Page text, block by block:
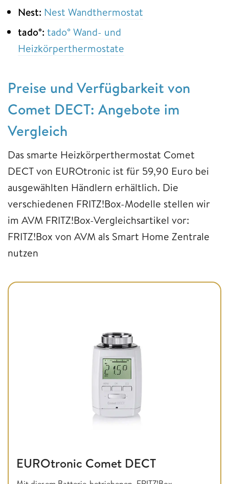
Nest: Nest Wandthermostat
tado°: tado° Wand- und
Heizkörperthermostate
Preise und Verfügbarkeit von
Comet DECT: Angebote im
Vergleich
Das smarte Heizkörperthermostat Comet
DECT von EUROtronic ist für 59,90 Euro bei
ausgewählten Händlern erhältlich. Die
verschiedenen FRITZ!Box-Modelle stellen wir
im AVM FRITZ!Box-Vergleichsartikel vor:
FRITZ!Box von AVM als Smart Home Zentrale
nutzen
EUROtronic Comet DECT